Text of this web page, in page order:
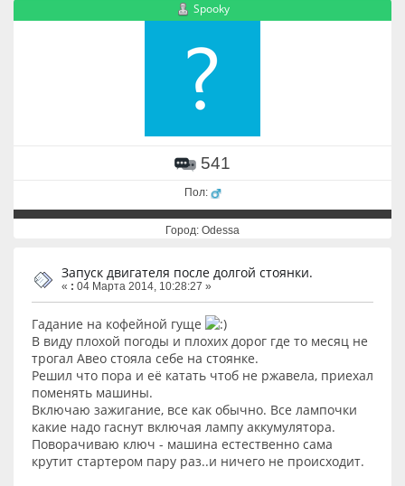
Spooky
541
Пол:
Город: Odessa
Запуск двигателя после долгой стоянки.
« : 04 Марта 2014, 10:28:27 »
Гадание на кофейной гуще
В виду плохой погоды и плохих дорог где то месяц не
трогал Авео стояла себе на стоянке.
Решил что пора и её катать чтоб не ржавела, приехал
поменять машины.
Включаю зажигание, все как обычно. Все лампочки
какие надо гаснут включая лампу аккумулятора.
Поворачиваю ключ - машина естественно сама
крутит стартером пару раз..и ничего не происходит.